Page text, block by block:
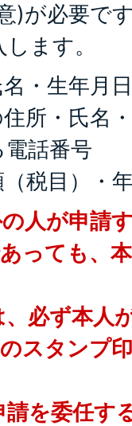
)が必要で
ます。
・生年月日
所・氏名
話番号
税目）・
人が申請
っても、
必ず本人
のスタンプ
を委任す